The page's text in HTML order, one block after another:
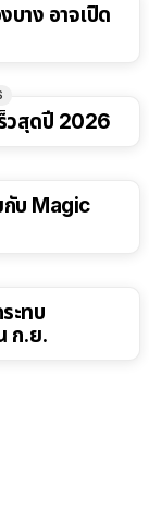
าง อาจเปิด
วสุดปี 2026
บ Magic
ะทบ
ก.ย.